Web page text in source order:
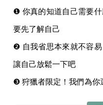
❶ 你真的知道自己需要什
要先了解自己
❷ 自我省思本來就不容
讓自己放鬆一下吧
❸ 狩獵者限定！我們為你